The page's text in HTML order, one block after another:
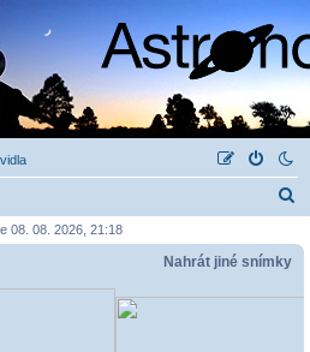
e
08. 08. 2026, 21:18
Nahrát jiné snímky